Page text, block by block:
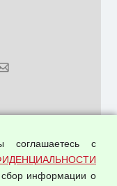
данных
с
информации о